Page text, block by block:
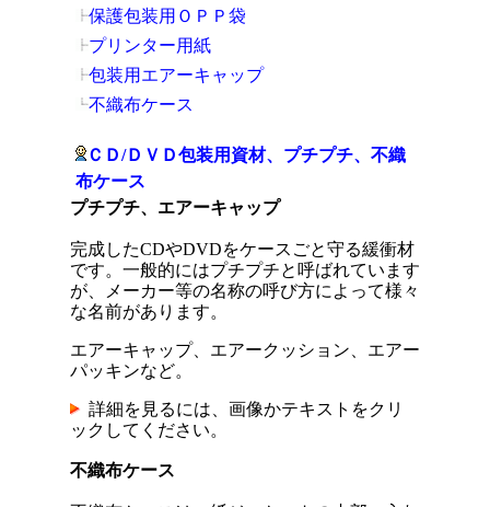
保護包装用ＯＰＰ袋
プリンター用紙
包装用エアーキャップ
不織布ケース
ＣＤ/ＤＶＤ包装用資材、プチプチ、不織
布ケース
プチプチ、エアーキャップ
完成したCDやDVDをケースごと守る緩衝材
です。一般的にはプチプチと呼ばれています
が、メーカー等の名称の呼び方によって様々
な名前があります。
エアーキャップ、エアークッション、エアー
パッキンなど。
詳細を見るには、画像かテキストをクリ
ックしてください。
不織布ケース